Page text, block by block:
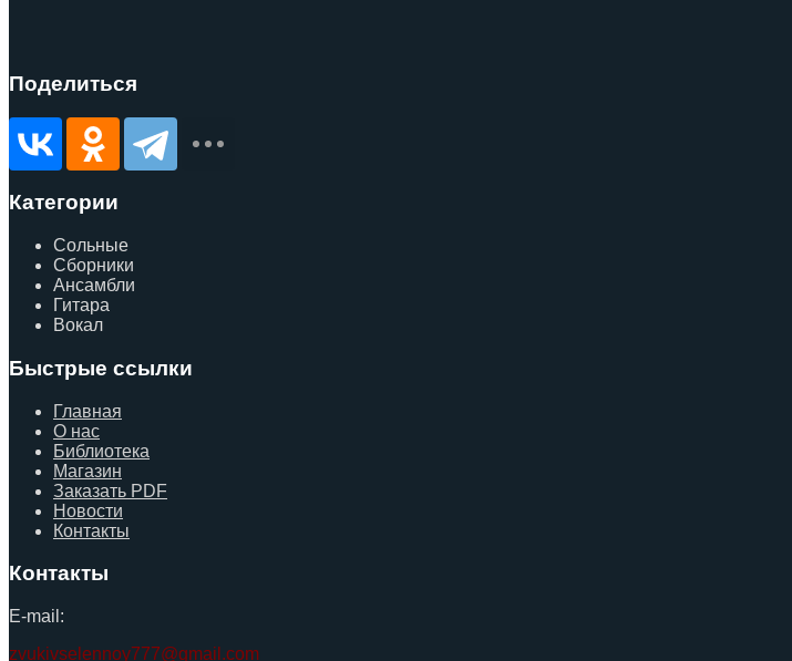
Поделиться
Категории
Сольные
Сборники
Ансамбли
Гитара
Вокал
Быстрые ссылки
Главная
О нас
Библиотека
Магазин
Заказать PDF
Новости
Контакты
Контакты
E-mail:
zvukivselennoy777@gmail.com